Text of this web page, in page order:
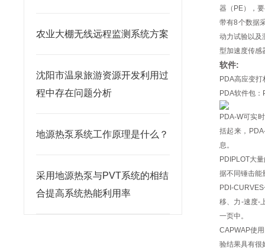
农业大棚无线远程监测系统方案
沈阳市温泉旅游资源开发利用过
程中存在问题分析
地源热泵系统工作原理是什么？
采用地源热泵与PVT系统的相结
合提高系统热能利用率
器（PE），
带有8个数据
动力试验以及
型加速度传感
软件:
PDA高应变
PDA软件包
PDA-W可实
括起来，
息。
PDIPLOT大
据不同锤击能
PDI-
移、力-速度-
一页中。
CAPWAP使
验结果具有很